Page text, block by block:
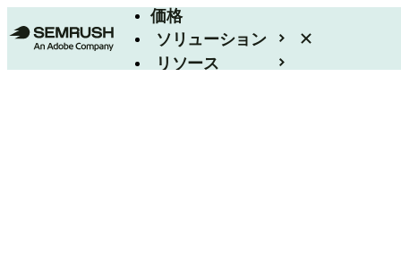
価格
ソリューション
リソース